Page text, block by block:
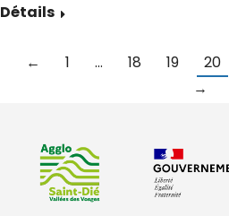
Détails
← 1 … 18 19 20
→